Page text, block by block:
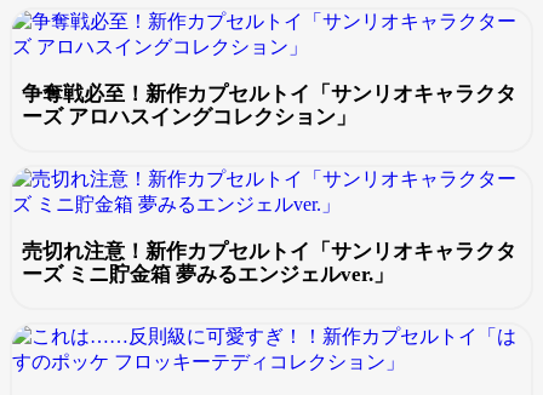
争奪戦必至！新作カプセルトイ「サンリオキャラクタ
ーズ アロハスイングコレクション」
売切れ注意！新作カプセルトイ「サンリオキャラクタ
ーズ ミニ貯金箱 夢みるエンジェルver.」